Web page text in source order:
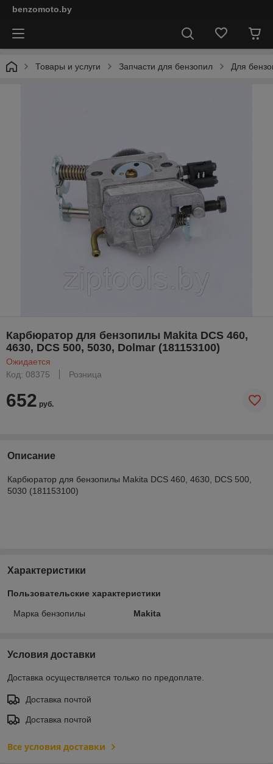
benzomoto.by
Товары и услуги Запчасти для бензопил Для
Карбюратор для бензопилы Makita DCS 460,
4630, DCS 500, 5030, Dolmar (181153100)
Ожидается
Код: 08375
Розница
652 руб.
Описание
Карбюратор для бензопилы Makita DCS 460, 4630, DCS 500,
5030 (181153100)
Характеристики
Пользовательские характеристики
Марка бензопилы Makita
Условия доставки
Доставка осуществляется только по предоплате.
Доставка почтой
Доставка почтой
Все условия доставки